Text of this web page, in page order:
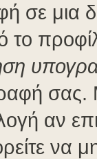
σε μια
το
σας.
αν
να